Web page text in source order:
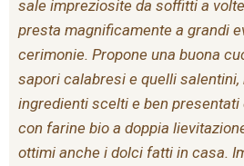
sale impreziosite da soffitti a
presta magnificamente a grandi
cerimonie. Propone una buona
sapori calabresi e quelli salentini,
ingredienti scelti e ben presentati
con farine bio a doppia
ottimi anche i dolci fatti in casa.